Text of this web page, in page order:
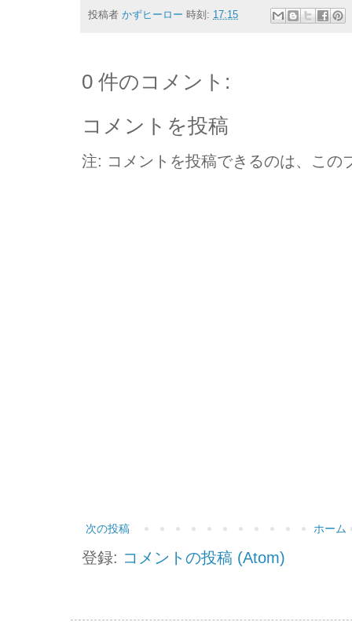
投稿者 かずヒーロー 時刻: 17:15
0 件のコメント:
コメントを投稿
注: コメントを投稿できるのは、この
次の投稿 ホーム
登録: コメントの投稿 (Atom)